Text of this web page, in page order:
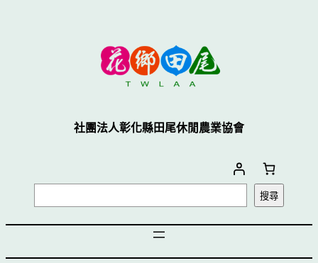
社團法人彰化縣田尾休閒農業協會
搜尋